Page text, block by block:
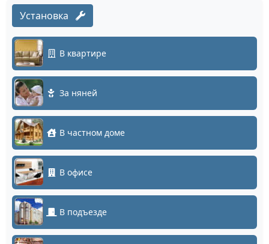
Установка
В квартире
За няней
В частном доме
В офисе
В подъезде